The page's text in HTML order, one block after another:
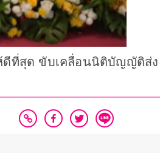
ห้ดีที่สุด ขับเคลื่อนนิติบัญญัติส่ง